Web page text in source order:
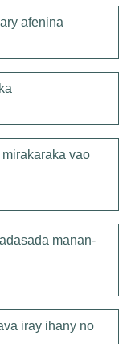
afenina
vao
manan-
iray ihany no